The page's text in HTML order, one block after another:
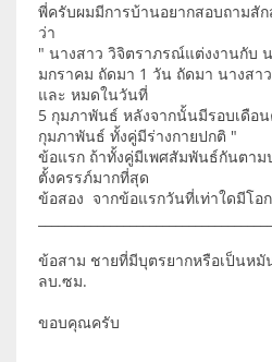
พี่ครับผมมีการบ้านอยากสอบถามสั
ว่า
" นางสาว วิจิตราภรณ์แต่งงานกับ
มกราคม ถัดมา 1 วัน ถัดมา นางสา
และ หมดในวันที่
5 กุมภาพันธ์ หลังจากนั้นมีรอบเดือ
กุมภาพันธ์ ทั้งคู่มีร่างกายปกติ "
ข้อแรก ถ้าทั้งคู่มีเพศสัมพันธ์กันตาม
ตั้งครรภ์มากที่สุด
ข้อสอง จากข้อแรกวันที่เท่าใดมีโอ
ข้อสาม ชายที่มีบุตรยากหรือเป็นหมั
ลบ.ซม.
ขอบคุณครับ